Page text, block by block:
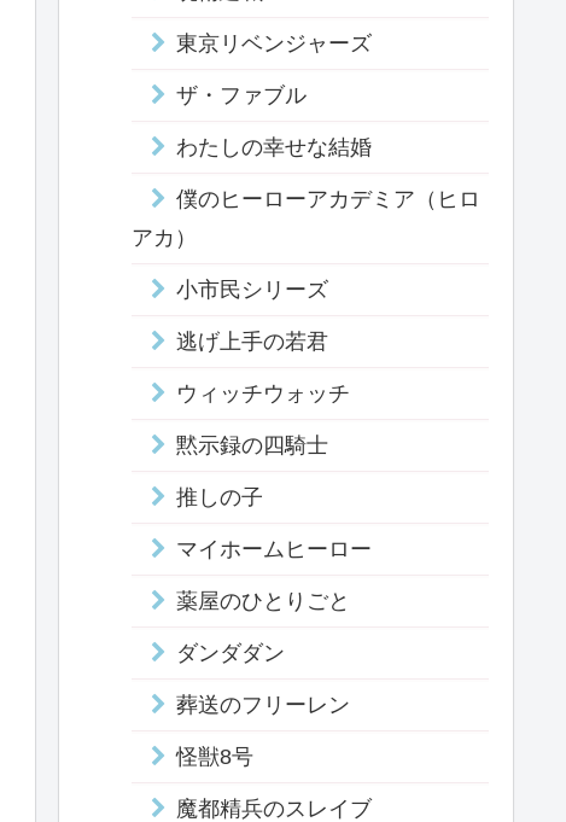
東京リベンジャーズ
ザ・ファブル
わたしの幸せな結婚
僕のヒーローアカデミア（ヒロ
アカ）
小市民シリーズ
逃げ上手の若君
ウィッチウォッチ
黙示録の四騎士
推しの子
マイホームヒーロー
薬屋のひとりごと
ダンダダン
葬送のフリーレン
怪獣8号
魔都精兵のスレイブ